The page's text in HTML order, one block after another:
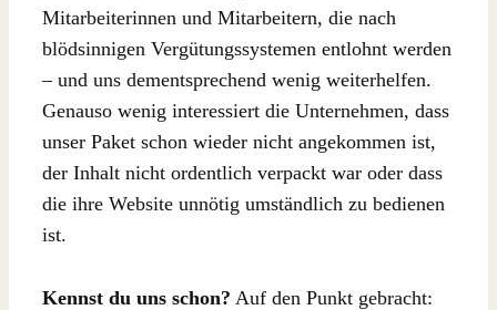
Mitarbeiterinnen und Mitarbeitern, die nach
blödsinnigen Vergütungssystemen entlohnt werden
– und uns dementsprechend wenig weiterhelfen.
Genauso wenig interessiert die Unternehmen, dass
unser Paket schon wieder nicht angekommen ist,
der Inhalt nicht ordentlich verpackt war oder dass
die ihre Website unnötig umständlich zu bedienen
ist.
Kennst du uns schon? Auf den Punkt gebracht: